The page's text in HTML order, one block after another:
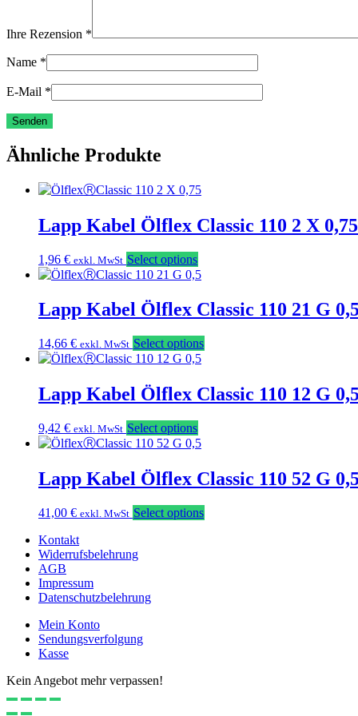
Ihre Rezension *
Name *
E-Mail *
Ähnliche Produkte
Lapp Kabel Ölflex Classic 110 2 X
1,96 € exkl. MwSt Select options
Lapp Kabel Ölflex Classic 110 21 G
14,66 € exkl. MwSt Select options
Lapp Kabel Ölflex Classic 110 12 G
9,42 € exkl. MwSt Select options
Lapp Kabel Ölflex Classic 110 52 G
41,00 € exkl. MwSt Select options
Kontakt
Widerrufsbelehrung
AGB
Impressum
Datenschutzbelehrung
Mein Konto
Sendungsverfolgung
Kasse
Kein Angebot mehr verpassen!